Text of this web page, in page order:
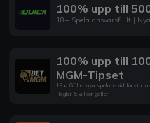
100% upp till
18+ Spela ansvarsfullt |
100% upp till
MGM-Tipset
18+. Gäller nya spelare vid första
Regler & villkor gäller